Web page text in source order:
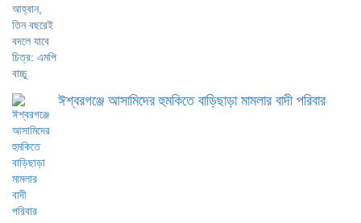
ঈশ্বরগঞ্জে আসামিদের হুমকিতে বাড়িছাড়া মামলার বাদী পরিবার